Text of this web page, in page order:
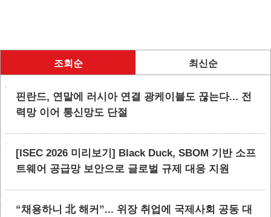
조회순 최신순
핀란드, 연말에 러시아 연결 광케이블도 끊는다... 전
력망 이어 통신망도 단절
[ISEC 2026 미리보기] Black Duck, SBOM 기반 소프
트웨어 공급망 보안으로 글로벌 규제 대응 지원
“채용하니 北 해커”... 위장 취업에 국제사회 공동 대